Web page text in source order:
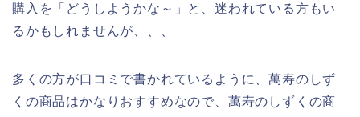
購入を「どうしようかな～」と、迷われている方もい
るかもしれませんが、、、
多くの方が口コミで書かれているように、萬寿のしず
くの商品はかなりおすすめなので、萬寿のしずくの商